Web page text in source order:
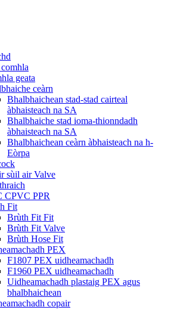
geata
ceàrn
Bhalbhaichean stad-stad cairteal
àbhaisteach na SA
Bhalbhaiche stad ioma-thionndadh
àbhaisteach na SA
Bhalbhaichean ceàrn àbhaisteach na h-
Eòrpa
sùil air Valve
CPVC PPR
Fit
Brùth Fit Fit
Brùth Fit Valve
Brùth Hose Fit
PEX
F1807 PEX uidheamachadh
F1960 PEX uidheamachadh
Uidheamachadh plastaig PEX agus
bhalbhaichean
copair